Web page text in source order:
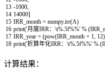
13
14
15
16
17
18
-1000
14000]
IRR_month = numpy.irr(A)
print('月度IRR：\t%.5f%%' % (
IRR_year = (pow(IRR_month + 1 12)
print('折算年化IRR：\t%.5f%%' % (
计算结果：